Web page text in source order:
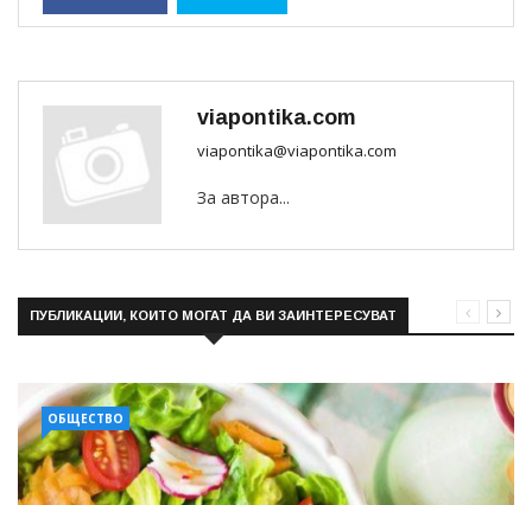
viapontika.com
viapontika@viapontika.com
За автора...
ПУБЛИКАЦИИ, КОИТО МОГАТ ДА ВИ ЗАИНТЕРЕСУВАТ
ОБЩЕСТВО